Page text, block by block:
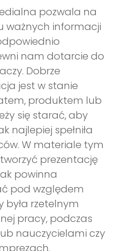
pozwala na
ważnych informacji
nam dotarcie do
Dobrze
jest w stanie
produktem lub
się starać, aby
najlepiej spełniła
W materiale tym
prezentację
powinna
pod względem
była rzetelnym
pracy, podczas
nauczycielami czy